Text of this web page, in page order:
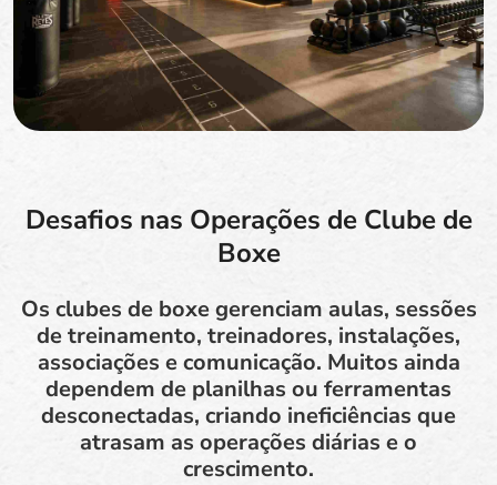
Desafios nas Operações de Clube de
Boxe
Os clubes de boxe gerenciam aulas, sessões
de treinamento, treinadores, instalações,
associações e comunicação. Muitos ainda
dependem de planilhas ou ferramentas
desconectadas, criando ineficiências que
atrasam as operações diárias e o
crescimento.